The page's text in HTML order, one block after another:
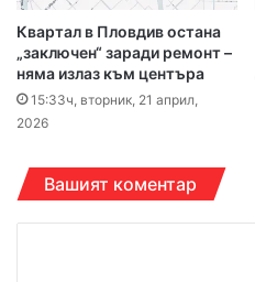
Квартал в Пловдив остана
„заключен“ заради ремонт –
няма излаз към центъра
15:33ч, вторник, 21 април,
2026
Вашият коментар